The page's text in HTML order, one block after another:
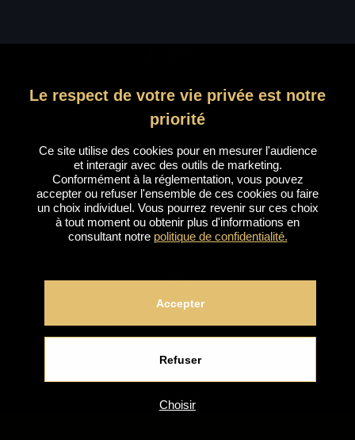
+33(0)4 69 67 09 52
Lyon 6
+33(0)4 26 17 37 33
Aix
Établissement fermé temporairement
Nice
Le respect de votre vie privée est notre
priorité
Ce site utilise des cookies pour en mesurer l'audience
et interagir avec des outils de marketing.
Conformément à la réglementation, vous pouvez
accepter ou refuser l'ensemble de ces cookies ou faire
un choix individuel. Vous pourrez revenir sur ces choix
à tout moment ou obtenir plus d'informations en
consultant notre politique de confidentialité.
Accepter
Refuser
Choisir